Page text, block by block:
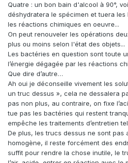
Quatre : un bon bain d'alcool à 90°,
déshydratera le spécimen et tuera
les réactions chimiques en oeuvre...
On peut renouveler les opérations
plus ou moins selon l'état des objets...
Les bactéries en question sont toute
l’énergie dégagée par les réactions
Que dire d’autre…
Ah oui je déconseille vivement les
un truc dessus », cela ne dessalera
pas non plus, au contraire, on fixe
tue pas les bactéries qui restent
empêche les traitements d’entretien
De plus, les trucs dessus ne sont pas
homogène, il reste forcément des
suffit pour rendre la chose inutile, le